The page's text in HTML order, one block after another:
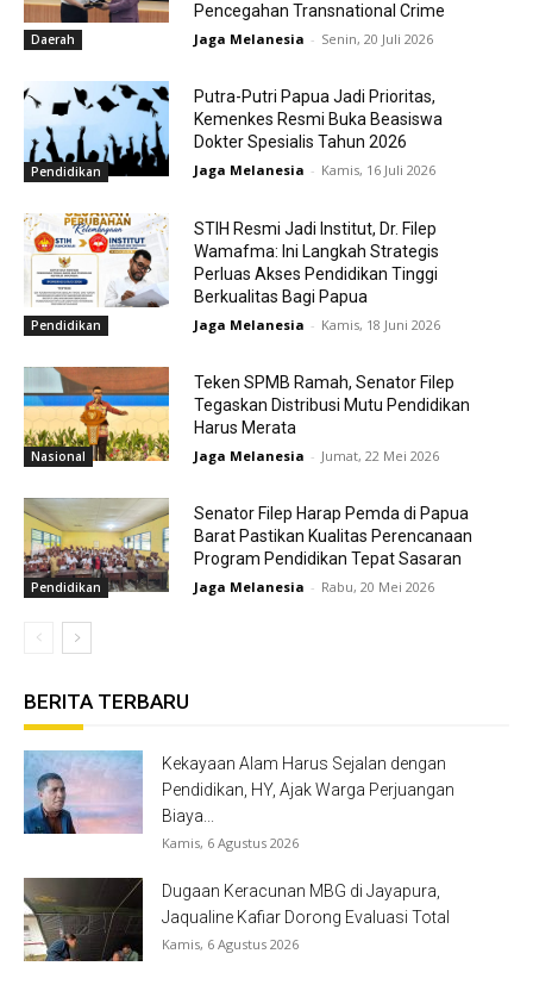
Daerah
Pencegahan Transnational Crime
Jaga Melanesia - Senin, 20 Juli 2026
Pendidikan
Putra-Putri Papua Jadi Prioritas,
Kemenkes Resmi Buka Beasiswa
Dokter Spesialis Tahun 2026
Jaga Melanesia - Kamis, 16 Juli 2026
Pendidikan
STIH Resmi Jadi Institut, Dr. Filep
Wamafma: Ini Langkah Strategis
Perluas Akses Pendidikan Tinggi
Berkualitas Bagi Papua
Jaga Melanesia - Kamis, 18 Juni 2026
Nasional
Teken SPMB Ramah, Senator Filep
Tegaskan Distribusi Mutu Pendidikan
Harus Merata
Jaga Melanesia - Jumat, 22 Mei 2026
Pendidikan
Senator Filep Harap Pemda di Papua
Barat Pastikan Kualitas Perencanaan
Program Pendidikan Tepat Sasaran
Jaga Melanesia - Rabu, 20 Mei 2026
BERITA TERBARU
Kekayaan Alam Harus Sejalan dengan
Pendidikan, HY, Ajak Warga Perjuangan
Biaya...
Kamis, 6 Agustus 2026
Dugaan Keracunan MBG di Jayapura,
Jaqualine Kafiar Dorong Evaluasi Total
Kamis, 6 Agustus 2026